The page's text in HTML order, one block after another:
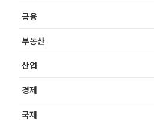
금융
부동산
산업
경제
국제